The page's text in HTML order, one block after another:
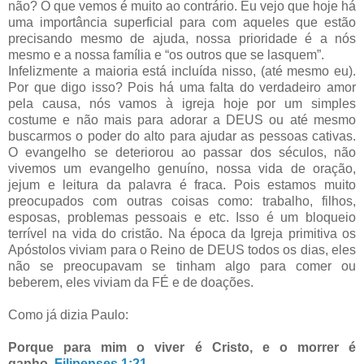
não? O que vemos é muito ao contrário. Eu vejo que hoje há
uma importância superficial para com aqueles que estão
precisando mesmo de ajuda, nossa prioridade é a nós
mesmo e a nossa família e “os outros que se lasquem”.
Infelizmente a maioria está incluída nisso, (até mesmo eu).
Por que digo isso? Pois há uma falta do verdadeiro amor
pela causa, nós vamos à igreja hoje por um simples
costume e não mais para adorar a DEUS ou até mesmo
buscarmos o poder do alto para ajudar as pessoas cativas.
O evangelho se deteriorou ao passar dos séculos, não
vivemos um evangelho genuíno, nossa vida de oração,
jejum e leitura da palavra é fraca. Pois estamos muito
preocupados com outras coisas como: trabalho, filhos,
esposas, problemas pessoais e etc. Isso é um bloqueio
terrível na vida do cristão. Na época da Igreja primitiva os
Apóstolos viviam para o Reino de DEUS todos os dias, eles
não se preocupavam se tinham algo para comer ou
beberem, eles viviam da FÉ e de doações.
Como já dizia Paulo:
Porque para mim o viver é Cristo, e o morrer é